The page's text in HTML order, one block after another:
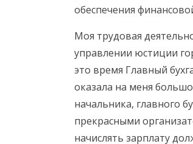
обеспечения
Моя трудовая
управлении юстиции
это время Главный
оказала на меня
начальника, главного
прекрасными
начислять зарплату